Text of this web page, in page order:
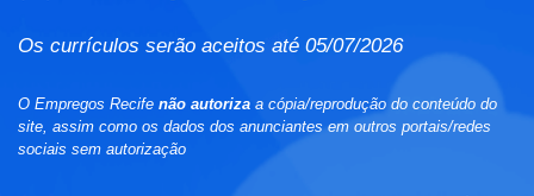
Os currículos serão aceitos até 05/07/2026
O Empregos Recife não autoriza a cópia/reprodução do conteúdo do
site, assim como os dados dos anunciantes em outros portais/redes
sociais sem autorização